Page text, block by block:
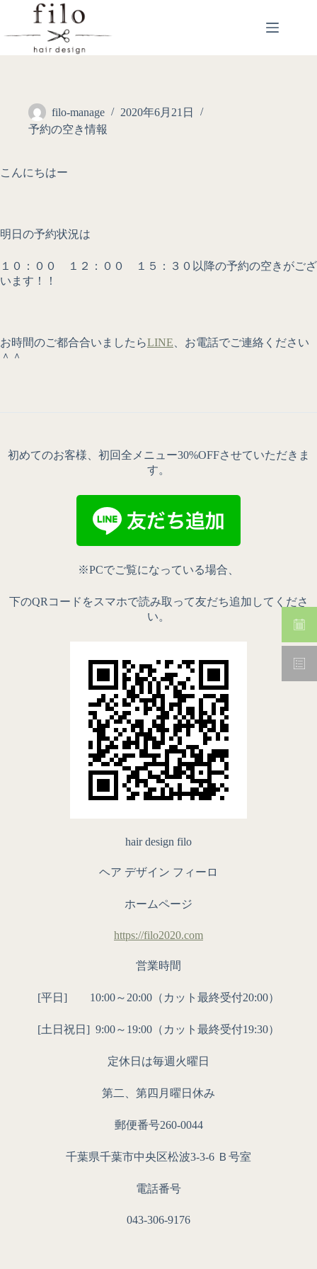
filo-manage
2020年6月21日
予約の空き情報
こんにちはー
明日の予約状況は
１０：００ １２：００ １５：３０以降の予約の空きがござ
います！！
お時間のご都合合いましたらLINE 、お電話でご連絡ください
＾＾
初めてのお客様、初回全メニュー30%OFFさせていただきま
す。
※PCでご覧になっている場合、
下のQRコードをスマホで読み取って友だち追加してくださ
い。
hair design filo
ヘア デザイン フィーロ
ホームページ
https://filo2020.com
営業時間
[平日] 10:00～20:00（カット最終受付20:00）
[土日祝日] 9:00～19:00（カット最終受付19:30）
定休日は毎週火曜日
第二、第四月曜日休み
郵便番号260-0044
千葉県千葉市中央区松波3-3-6 Ｂ号室
電話番号
043-306-9176